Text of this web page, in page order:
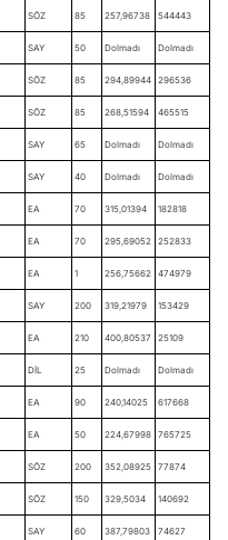
SÖZ 85 257,96738 544443
SAY 50 Dolmadı Dolmadı
SÖZ 85 294,89944 296536
SÖZ 85 268,51594 465515
SAY 65 Dolmadı Dolmadı
SAY 40 Dolmadı Dolmadı
EA 70 315,01394 182818
EA 70 295,69052 252833
EA 1 256,75662 474979
SAY 200 319,21979 153429
EA 210 400,80537 25109
DİL 25 Dolmadı Dolmadı
EA 90 240,14025 617668
EA 50 224,67998 765725
SÖZ 200 352,08925 77874
SÖZ 150 329,5034 140692
SAY 60 387,79803 74627